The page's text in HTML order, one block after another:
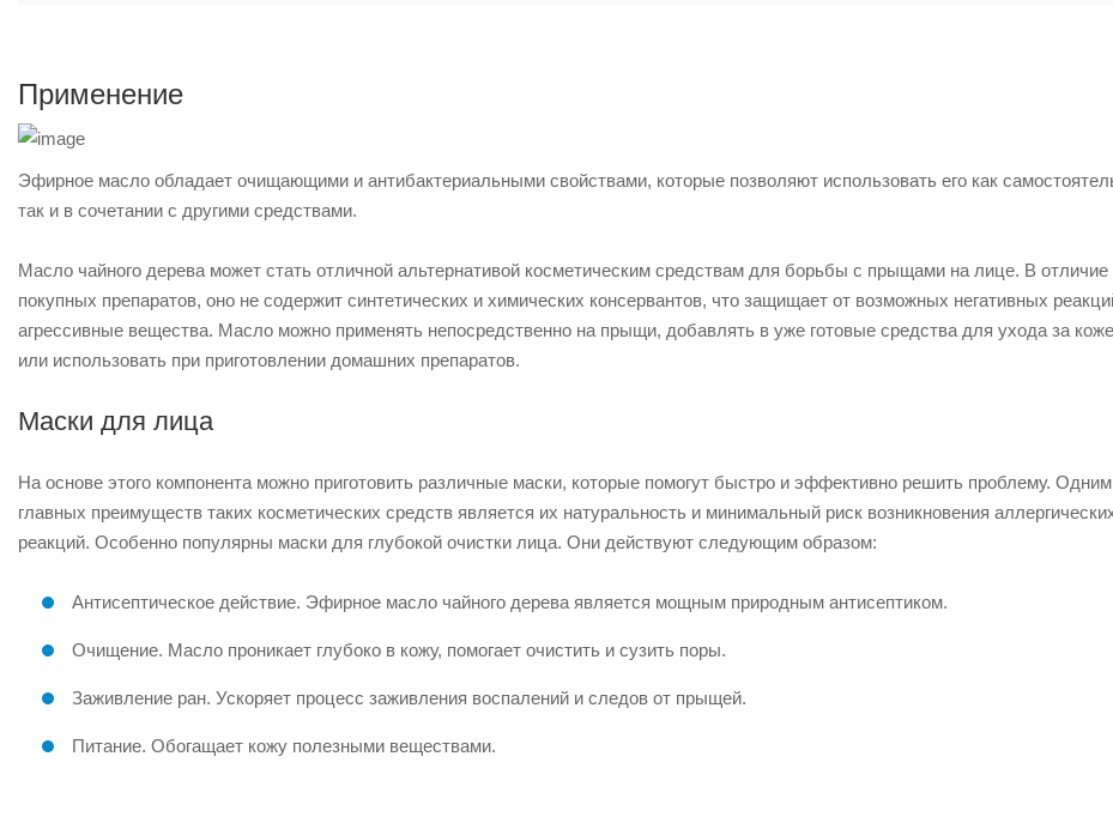
Применение
Эфирное масло обладает очищающими и антибактериальными свойствами, которые позволяют использовать его как
так и в сочетании с другими средствами.
Масло чайного дерева может стать отличной альтернативой косметическим средствам для борьбы с прыщами на лице. В отличие
покупных препаратов, оно не содержит синтетических и химических консервантов, что защищает от возможных негативных
агрессивные вещества. Масло можно применять непосредственно на прыщи, добавлять в уже готовые средства для ухода за
или использовать при приготовлении домашних препаратов.
Маски для лица
На основе этого компонента можно приготовить различные маски, которые помогут быстро и эффективно решить проблему.
главных преимуществ таких косметических средств является их натуральность и минимальный риск возникновения
реакций. Особенно популярны маски для глубокой очистки лица. Они действуют следующим образом:
Антисептическое действие. Эфирное масло чайного дерева является мощным природным антисептиком.
Очищение. Масло проникает глубоко в кожу, помогает очистить и сузить поры.
Заживление ран. Ускоряет процесс заживления воспалений и следов от прыщей.
Питание. Обогащает кожу полезными веществами.